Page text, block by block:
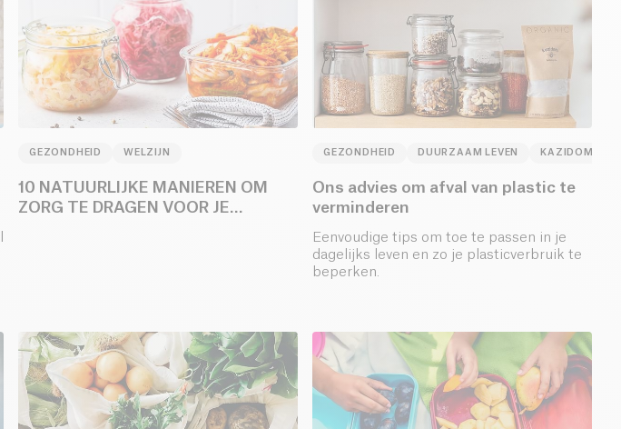
GEZONDHEID WELZIJN
10 NATUURLIJKE MANIEREN OM
ZORG TE DRAGEN VOOR JE
GEZONDHEID DUURZAAM LEVEN KAZIDOMI
Ons advies om afval van plastic te
verminderen
Eenvoudige tips om toe te passen in je
dagelijks leven en zo je plasticverbruik te
beperken.